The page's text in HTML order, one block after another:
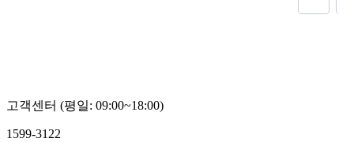
고객센터 (평일: 09:00~18:00)
1599-3122